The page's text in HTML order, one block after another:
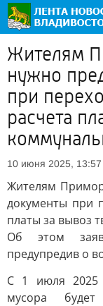
Жителям
нужно
при
расчета
10 июня 2025, 13:57
Жителям
документы при
платы за вывоз
Об этом
предупредив о
С 1 июля 2025
мусора